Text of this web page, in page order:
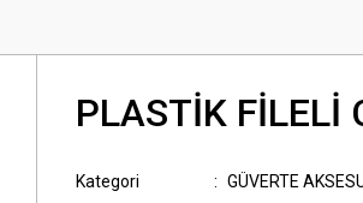
PLASTİK FİLELİ
Kategori
GÜVERTE